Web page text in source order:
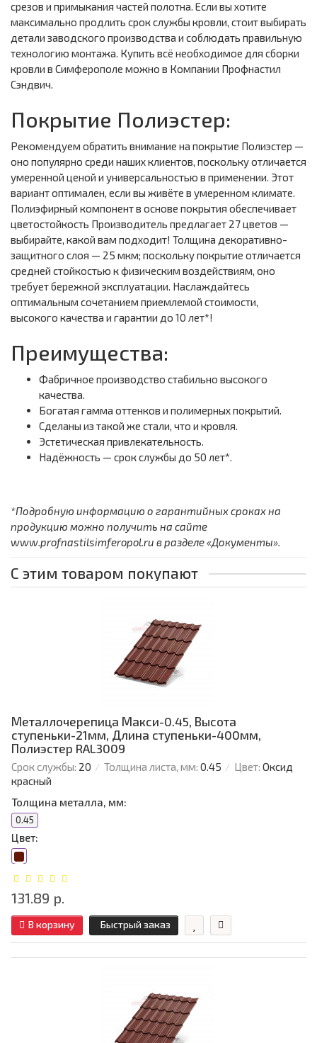
срезов и примыкания частей полотна. Если вы хотите
максимально продлить срок службы кровли, стоит выбирать
детали заводского производства и соблюдать правильную
технологию монтажа. Купить всё необходимое для сборки
кровли в Симферополе можно в Компании Профнастил
Сэндвич.
Покрытие Полиэстер:
Рекомендуем обратить внимание на покрытие Полиэстер —
оно популярно среди наших клиентов, поскольку отличается
умеренной ценой и универсальностью в применении. Этот
вариант оптимален, если вы живёте в умеренном климате.
Полиэфирный компонент в основе покрытия обеспечивает
цветостойкость Производитель предлагает 27 цветов —
выбирайте, какой вам подходит! Толщина декоративно-
защитного слоя — 25 мкм; поскольку покрытие отличается
средней стойкостью к физическим воздействиям, оно
требует бережной эксплуатации. Наслаждайтесь
оптимальным сочетанием приемлемой стоимости,
высокого качества и гарантии до 10 лет*!
Преимущества:
Фабричное производство стабильно высокого
качества.
Богатая гамма оттенков и полимерных покрытий.
Сделаны из такой же стали, что и кровля.
Эстетическая привлекательность.
Надёжность — срок службы до 50 лет*.
*Подробную информацию о гарантийных сроках на
продукцию можно получить на сайте
www.profnastilsimferopol.ru в разделе «Документы».
С этим товаром покупают
Металлочерепица Макси-0.45, Высота
ступеньки-21мм, Длина ступеньки-400мм,
Полиэстер RAL3009
Срок службы: 20 Толщина листа, мм: 0.45 Цвет: Оксид
красный
Толщина металла, мм:
0.45
Цвет:
131.89 р.
В корзину Быстрый заказ